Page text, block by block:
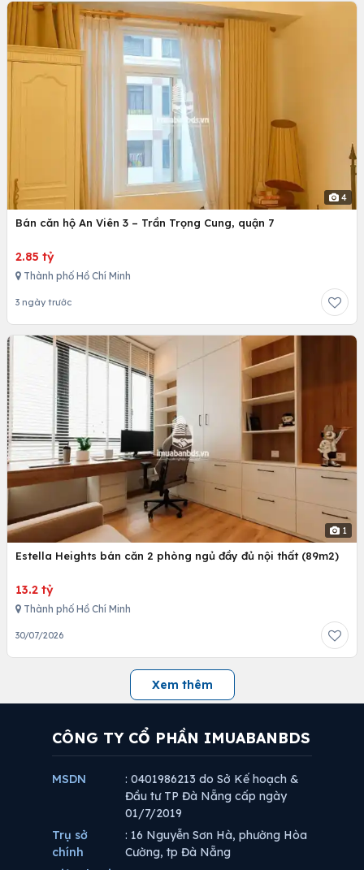
4
Bán căn hộ An Viên 3 – Trần Trọng Cung, quận 7
2.85 tỷ
Thành phố Hồ Chí Minh
3 ngày trước
1
Estella Heights bán căn 2 phòng ngủ đầy đủ nội thất (89m2)
13.2 tỷ
Thành phố Hồ Chí Minh
30/07/2026
Xem thêm
CÔNG TY CỔ PHẦN IMUABANBDS
MSDN
: 0401986213 do Sở Kế hoạch &
Đầu tư TP Đà Nẵng cấp ngày
01/7/2019
Trụ sở
chính
: 16 Nguyễn Sơn Hà, phường Hòa
Cường, tp Đà Nẵng